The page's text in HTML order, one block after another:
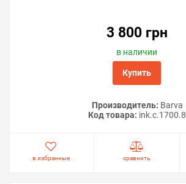
3 800 грн
в наличии
Купить
Производитель: Barva
Код товара: ink.c.1700.8
в избранные сравнить